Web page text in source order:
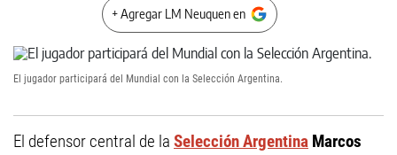
+ Agregar LM Neuquen en
El jugador participará del Mundial con la Selección Argentina.
El defensor central de la Selección Argentina Marcos